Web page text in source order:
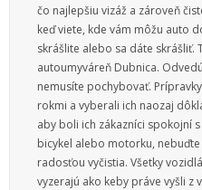
čo najlepšiu vizáž a zároveň
keď viete, kde vám môžu auto
skrášlite alebo sa dáte skrášliť.
autoumyváreň Dubnica.
nemusíte pochybovať.
rokmi a vyberali ich naozaj
aby boli ich zákazníci spokojní
bicykel alebo motorku,
radosťou vyčistia. Všetky
vyzerajú ako keby práve vyšli z